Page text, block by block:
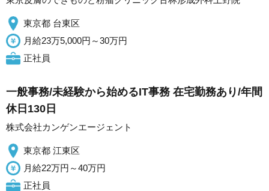
東京都 台東区
月給23万5,000円～30万円
正社員
一般事務/未経験から始めるIT事務 在宅勤務あり/年間
休日130日
株式会社カンゲンエージェント
東京都 江東区
月給22万円～40万円
正社員